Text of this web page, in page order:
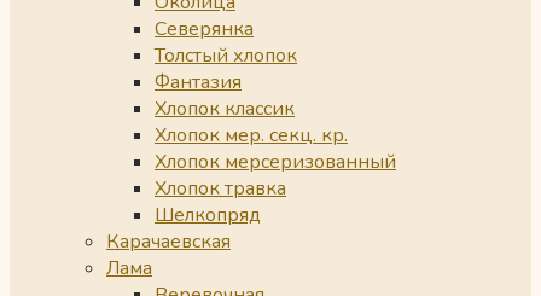
Северянка
Толстый хлопок
Фантазия
Хлопок классик
Хлопок мер. секц. кр.
Хлопок мерсеризованный
Хлопок травка
Шелкопряд
Карачаевская
Лама